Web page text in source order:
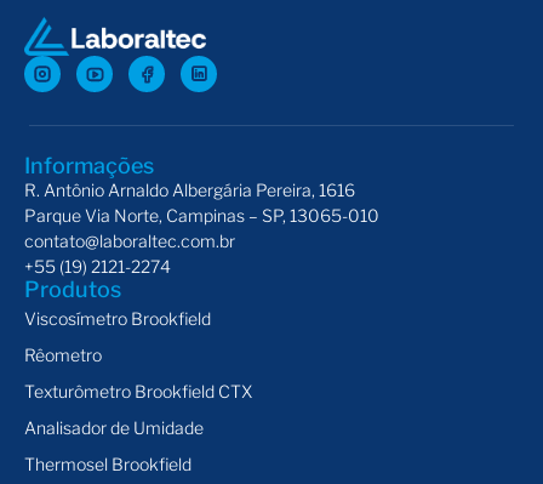
Informações
R. Antônio Arnaldo Albergária Pereira, 1616
Parque Via Norte, Campinas – SP, 13065-010
contato@laboraltec.com.br
+55 (19) 2121-2274
Produtos
Viscosímetro Brookfield
Rêometro
Texturômetro Brookfield CTX
Analisador de Umidade
Thermosel Brookfield